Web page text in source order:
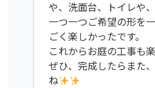
や、洗面台、トイレや
一つ一つご希望の形を
ごく楽しかったです。
これからお庭の工事も
ぜひ、完成したらまた
ね